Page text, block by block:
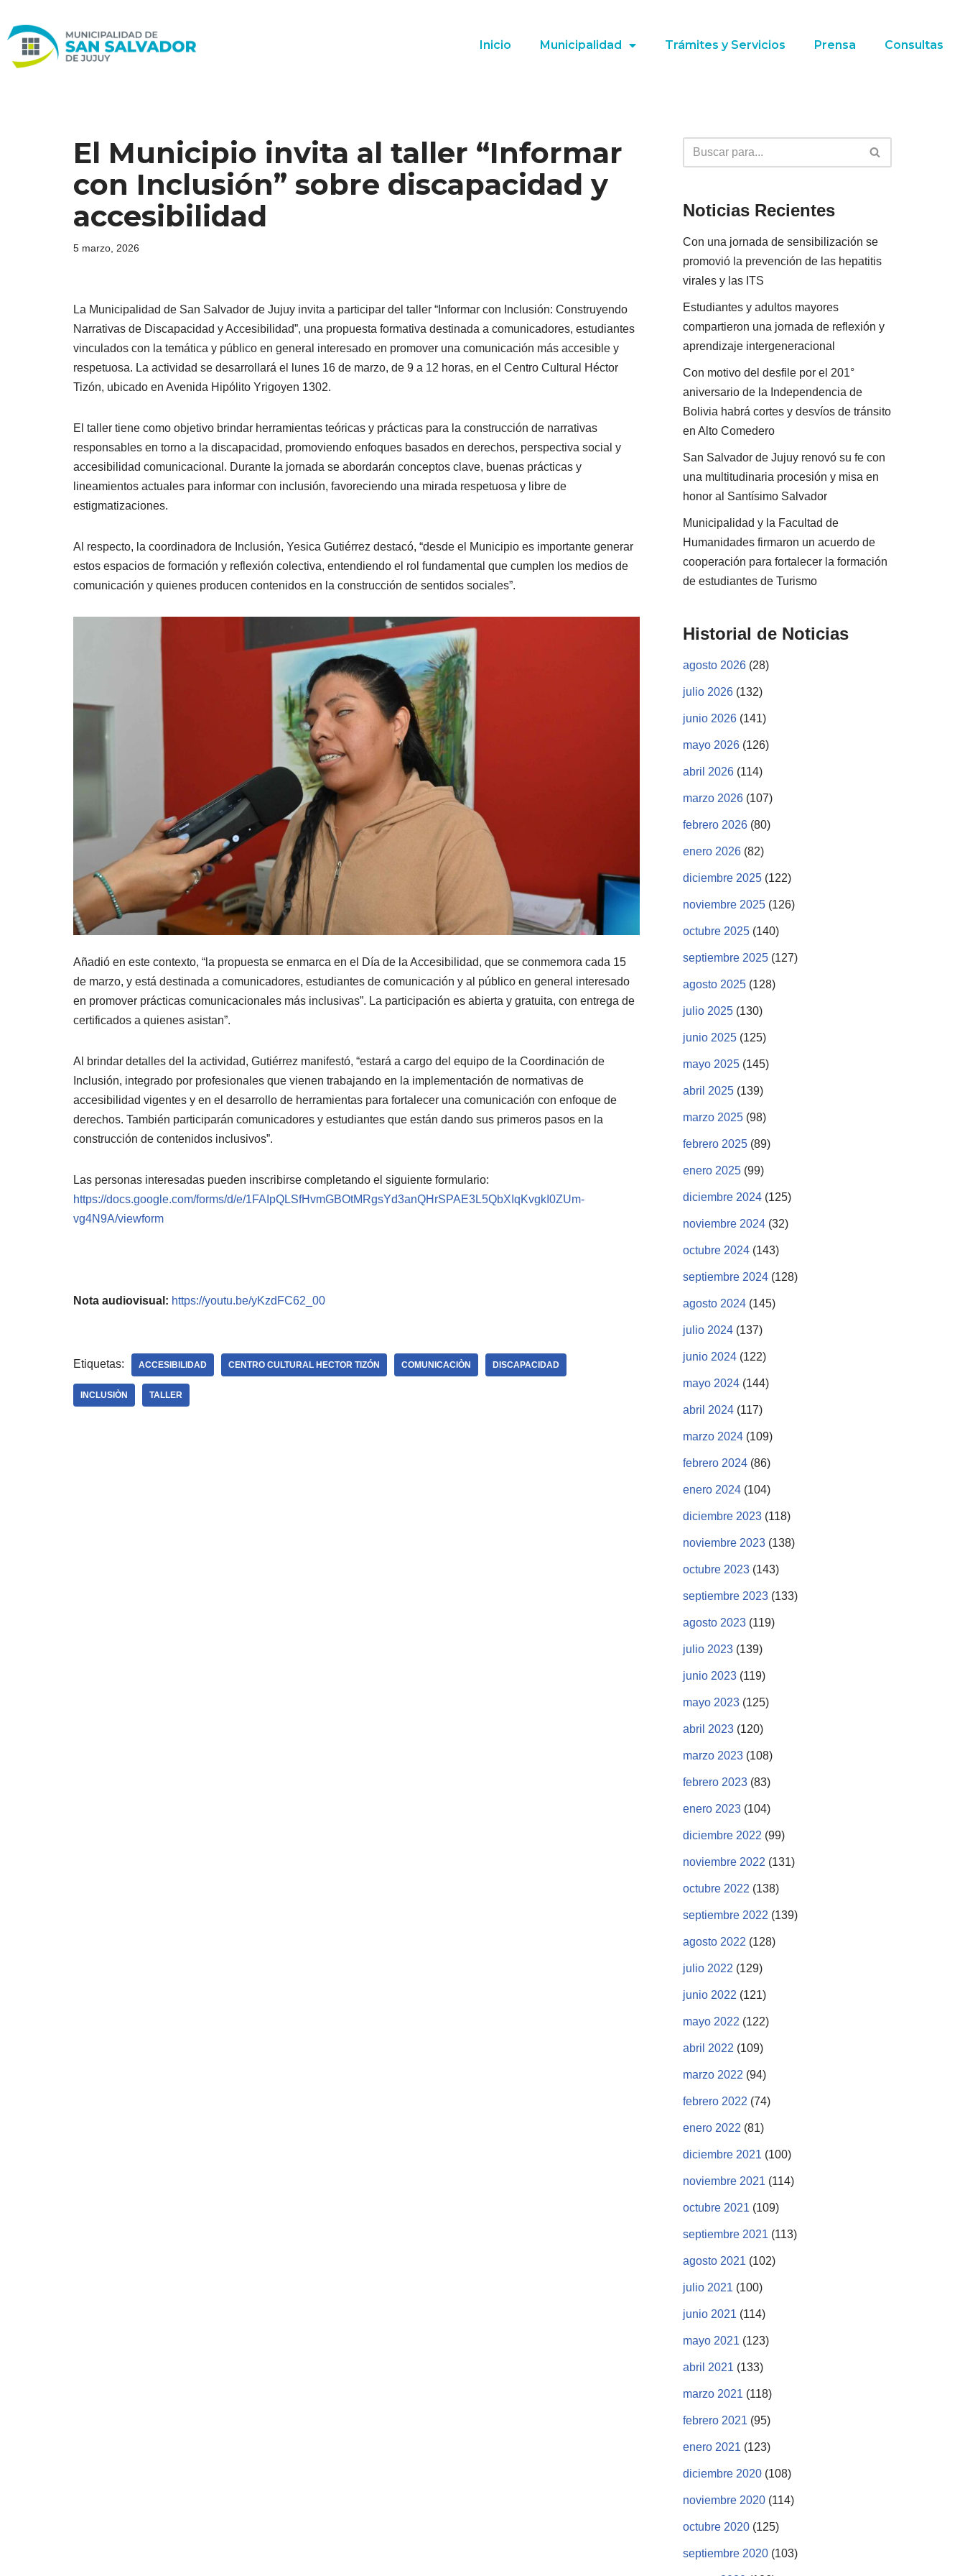
Ir
al
Inicio Municipalidad Trámites y Servicios Prensa Consultas
El Municipio invita al taller “Informar
con Inclusión” sobre discapacidad y
accesibilidad
5 marzo, 2026
La Municipalidad de San Salvador de Jujuy invita a participar del taller “Informar con Inclusión: Construyendo
Narrativas de Discapacidad y Accesibilidad”, una propuesta formativa destinada a comunicadores, estudiantes
vinculados con la temática y público en general interesado en promover una comunicación más accesible y
respetuosa. La actividad se desarrollará el lunes 16 de marzo, de 9 a 12 horas, en el Centro Cultural Héctor
Tizón, ubicado en Avenida Hipólito Yrigoyen 1302.
El taller tiene como objetivo brindar herramientas teóricas y prácticas para la construcción de narrativas
responsables en torno a la discapacidad, promoviendo enfoques basados en derechos, perspectiva social y
accesibilidad comunicacional. Durante la jornada se abordarán conceptos clave, buenas prácticas y
lineamientos actuales para informar con inclusión, favoreciendo una mirada respetuosa y libre de
estigmatizaciones.
Al respecto, la coordinadora de Inclusión, Yesica Gutiérrez destacó, “desde el Municipio es importante generar
estos espacios de formación y reflexión colectiva, entendiendo el rol fundamental que cumplen los medios de
comunicación y quienes producen contenidos en la construcción de sentidos sociales”.
Añadió en este contexto, “la propuesta se enmarca en el Día de la Accesibilidad, que se conmemora cada 15
de marzo, y está destinada a comunicadores, estudiantes de comunicación y al público en general interesado
en promover prácticas comunicacionales más inclusivas”. La participación es abierta y gratuita, con entrega de
certificados a quienes asistan”.
Al brindar detalles del la actividad, Gutiérrez manifestó, “estará a cargo del equipo de la Coordinación de
Inclusión, integrado por profesionales que vienen trabajando en la implementación de normativas de
accesibilidad vigentes y en el desarrollo de herramientas para fortalecer una comunicación con enfoque de
derechos. También participarán comunicadores y estudiantes que están dando sus primeros pasos en la
construcción de contenidos inclusivos”.
Las personas interesadas pueden inscribirse completando el siguiente formulario:
https://docs.google.com/forms/d/e/1FAIpQLSfHvmGBOtMRgsYd3anQHrSPAE3L5QbXIqKvgkI0ZUm-
vg4N9A/viewform
Nota audiovisual: https://youtu.be/yKzdFC62_00
Etiquetas: ACCESIBILIDAD CENTRO CULTURAL HECTOR TIZÓN COMUNICACIÒN DISCAPACIDAD
INCLUSIÒN TALLER
Noticias Recientes
Con una jornada de sensibilización se
promovió la prevención de las hepatitis
virales y las ITS
Estudiantes y adultos mayores
compartieron una jornada de reflexión y
aprendizaje intergeneracional
Con motivo del desfile por el 201°
aniversario de la Independencia de
Bolivia habrá cortes y desvíos de tránsito
en Alto Comedero
San Salvador de Jujuy renovó su fe con
una multitudinaria procesión y misa en
honor al Santísimo Salvador
Municipalidad y la Facultad de
Humanidades firmaron un acuerdo de
cooperación para fortalecer la formación
de estudiantes de Turismo
Historial de Noticias
agosto 2026 (28)
julio 2026 (132)
junio 2026 (141)
mayo 2026 (126)
abril 2026 (114)
marzo 2026 (107)
febrero 2026 (80)
enero 2026 (82)
diciembre 2025 (122)
noviembre 2025 (126)
octubre 2025 (140)
septiembre 2025 (127)
agosto 2025 (128)
julio 2025 (130)
junio 2025 (125)
mayo 2025 (145)
abril 2025 (139)
marzo 2025 (98)
febrero 2025 (89)
enero 2025 (99)
diciembre 2024 (125)
noviembre 2024 (32)
octubre 2024 (143)
septiembre 2024 (128)
agosto 2024 (145)
julio 2024 (137)
junio 2024 (122)
mayo 2024 (144)
abril 2024 (117)
marzo 2024 (109)
febrero 2024 (86)
enero 2024 (104)
diciembre 2023 (118)
noviembre 2023 (138)
octubre 2023 (143)
septiembre 2023 (133)
agosto 2023 (119)
julio 2023 (139)
junio 2023 (119)
mayo 2023 (125)
abril 2023 (120)
marzo 2023 (108)
febrero 2023 (83)
enero 2023 (104)
diciembre 2022 (99)
noviembre 2022 (131)
octubre 2022 (138)
septiembre 2022 (139)
agosto 2022 (128)
julio 2022 (129)
junio 2022 (121)
mayo 2022 (122)
abril 2022 (109)
marzo 2022 (94)
febrero 2022 (74)
enero 2022 (81)
diciembre 2021 (100)
noviembre 2021 (114)
octubre 2021 (109)
septiembre 2021 (113)
agosto 2021 (102)
julio 2021 (100)
junio 2021 (114)
mayo 2021 (123)
abril 2021 (133)
marzo 2021 (118)
febrero 2021 (95)
enero 2021 (123)
diciembre 2020 (108)
noviembre 2020 (114)
octubre 2020 (125)
septiembre 2020 (103)